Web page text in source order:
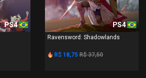
PS4 PS4
Ravensword: Shadowlands
R$ 18,75 R$ 37,50